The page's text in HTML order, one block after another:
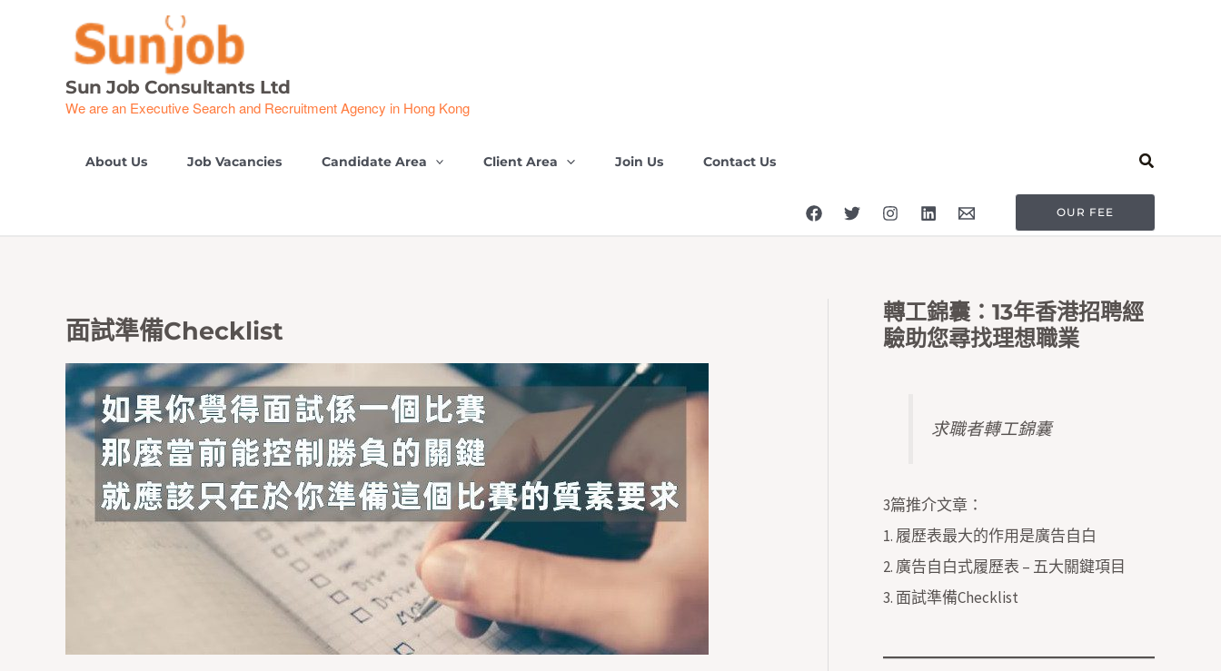
Sun Job Consultants Ltd
We are an Executive Search and Recruitment Agency in Hong Kong
About Us Job Vacancies Candidate Area Client Area Join Us Contact Us Search
OUR FEE
面試準備Checklist
轉工錦囊：13年香港招聘經
驗助您尋找理想職業
求職者轉工錦囊
3篇推介文章：
1. 履歷表最大的作用是廣告自白
2. 廣告自白式履歷表 – 五大關鍵項目
3. 面試準備Checklist